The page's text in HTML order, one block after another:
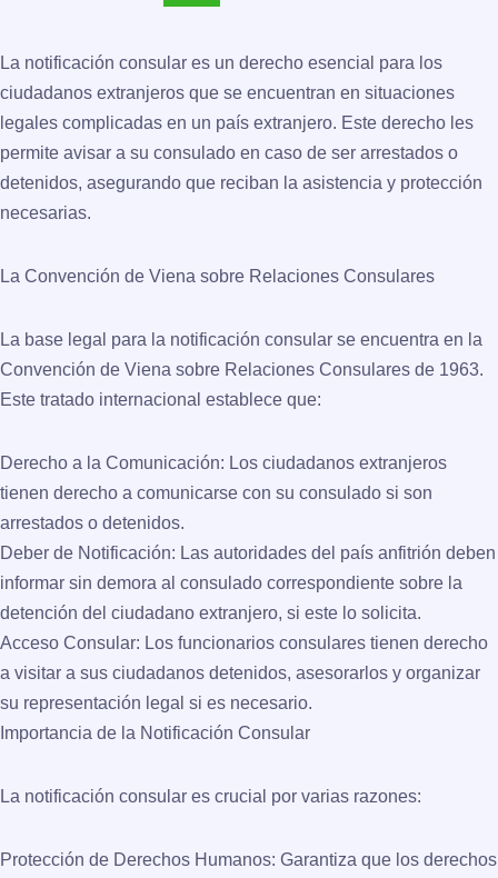
La notificación consular es un derecho esencial para los
ciudadanos extranjeros que se encuentran en situaciones
legales complicadas en un país extranjero. Este derecho les
permite avisar a su consulado en caso de ser arrestados o
detenidos, asegurando que reciban la asistencia y protección
necesarias.
La Convención de Viena sobre Relaciones Consulares
La base legal para la notificación consular se encuentra en la
Convención de Viena sobre Relaciones Consulares de 1963.
Este tratado internacional establece que:
Derecho a la Comunicación: Los ciudadanos extranjeros
tienen derecho a comunicarse con su consulado si son
arrestados o detenidos.
Deber de Notificación: Las autoridades del país anfitrión deben
informar sin demora al consulado correspondiente sobre la
detención del ciudadano extranjero, si este lo solicita.
Acceso Consular: Los funcionarios consulares tienen derecho
a visitar a sus ciudadanos detenidos, asesorarlos y organizar
su representación legal si es necesario.
Importancia de la Notificación Consular
La notificación consular es crucial por varias razones:
Protección de Derechos Humanos: Garantiza que los derechos